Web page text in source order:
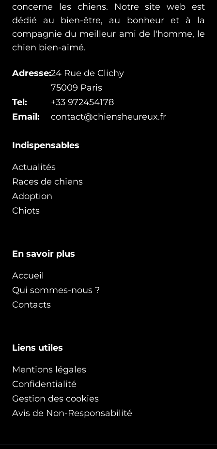
Indispensables
Actualités
Races de chiens
Adoption
Chiots
En savoir plus
Accueil
Qui sommes-nous ?
Contacts
Liens utiles
Mentions légales
Confidentialité
Gestion des cookies
Avis de Non-Responsabilité
concerne les chiens. Notre site web est
dédié au bien-être, au bonheur et à la
compagnie du meilleur ami de l'homme, le
chien bien-aimé.
Adresse:24 Rue de Clichy
75009 Paris
Tel:
+33 972454178
Email:
contact@chiensheureux.fr